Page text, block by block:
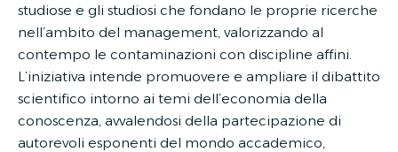
studiose e gli studiosi che fondano le proprie ricerche
nell’ambito del management, valorizzando al
contempo le contaminazioni con discipline affini.
L’iniziativa intende promuovere e ampliare il dibattito
scientifico intorno ai temi dell’economia della
conoscenza, avvalendosi della partecipazione di
autorevoli esponenti del mondo accademico,